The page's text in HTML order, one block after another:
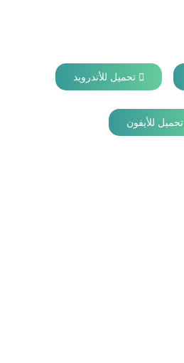
تحميل للأندرويد
تحميل للأيفون